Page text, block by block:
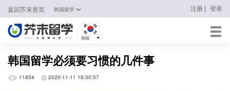
返回芥末首页 韩国留学 注册 | 登录
韩国
韩国
韩国留学必须要习惯的几件事
11854 2020-11-11 16:00:57